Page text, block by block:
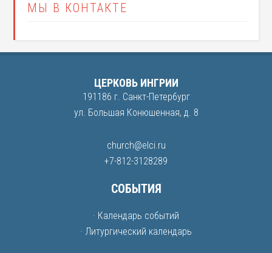
МЫ В КОНТАКТЕ
ЦЕРКОВЬ ИНГРИИ
191186 г. Санкт-Петербург
ул. Большая Конюшенная, д. 8
church@elci.ru
+7-812-3128289
СОБЫТИЯ
· Календарь событий
· Литургический календарь